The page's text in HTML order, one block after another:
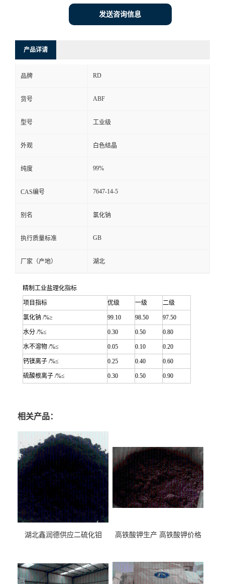
发送咨询信息
产品详请
品牌 RD
货号 ABF
型号 工业级
外观 白色结晶
纯度 99%
CAS编号 7647-14-5
别名 氯化钠
执行质量标准 GB
厂家（产地） 湖北
精制工业盐理化指标
项目指标 优级 一级 二级
氯化钠 /%≥ 99.10 98.50 97.50
水分 /%≤ 0.30 0.50 0.80
水不溶物 /%≤ 0.05 0.10 0.20
钙镁离子 /%≤ 0.25 0.40 0.60
硫酸根离子 /%≤ 0.30 0.50 0.90
相关产品：
湖北鑫润德供应二硫化钼 高铁酸钾生产 高铁酸钾价格